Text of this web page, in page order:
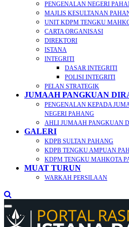
PENGENALAN NEGERI
MAJLIS KESULTANAN
UNIT KDPM TENGKU
CARTA ORGANISASI
DIREKTORI
ISTANA
INTEGRITI
DASAR INTEGRITI
POLISI INTEGRITI
PELAN STRATEGIK
JUMAAH PANGKUAN
PENGENALAN KEPADA
NEGERI PAHANG
AHLI JUMAAH PANGKUAN
GALERI
KDPB SULTAN PAHANG
KDPB TENGKU AMPUAN
KDPM TENGKU MAHKOTA
MUAT TURUN
WARKAH PERSILAAN